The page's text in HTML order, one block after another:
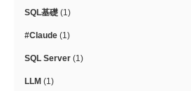
SQL基礎 (1)
#Claude (1)
SQL Server (1)
LLM (1)